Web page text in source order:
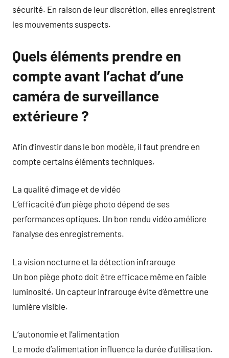
sécurité. En raison de leur discrétion, elles enregistrent
les mouvements suspects.
Quels éléments prendre en
compte avant l’achat d’une
caméra de surveillance
extérieure ?
Afin d’investir dans le bon modèle, il faut prendre en
compte certains éléments techniques.
La qualité d’image et de vidéo
L’efficacité d’un piège photo dépend de ses
performances optiques. Un bon rendu vidéo améliore
l’analyse des enregistrements.
La vision nocturne et la détection infrarouge
Un bon piège photo doit être efficace même en faible
luminosité. Un capteur infrarouge évite d’émettre une
lumière visible.
L’autonomie et l’alimentation
Le mode d’alimentation influence la durée d’utilisation.